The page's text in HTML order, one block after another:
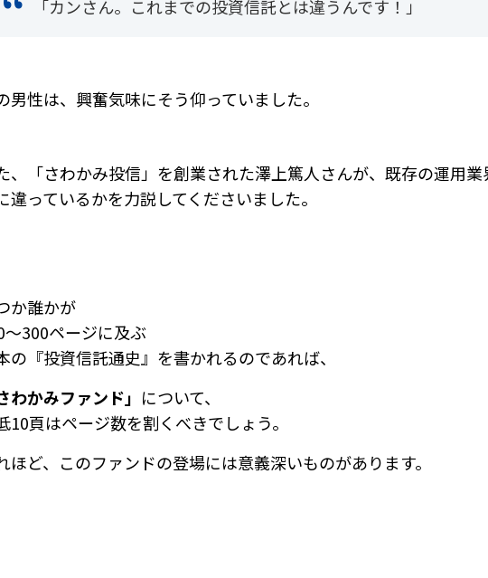
「カンさん。これまでの投資信託とは違うんです！」
男性は、興奮気味にそう仰っていました。
、「さわかみ投信」を創業された澤上篤人さんが、既存の運用
違っているかを力説してくださいました。
か誰かが
～300ページに及ぶ
の『投資信託通史』を書かれるのであれば、
わかみファンド」 について、
10頁はページ数を割くべきでしょう。
ほど、このファンドの登場には意義深いものがあります。